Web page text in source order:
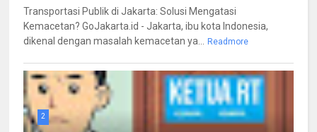
Transportasi Publik di Jakarta: Solusi Mengatasi
Kemacetan? GoJakarta.id - Jakarta, ibu kota Indonesia,
dikenal dengan masalah kemacetan ya... Readmore
2